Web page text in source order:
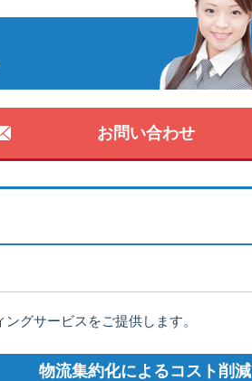
お問い合わせ
グサービスをご提供します。
物流集約化によるコスト削減